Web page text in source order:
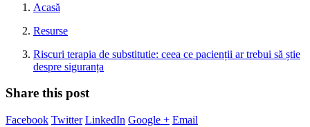
Acasă
Resurse
Riscuri terapia de substitutie: ceea ce pacienții ar trebui să știe
despre siguranța
Share this post
Facebook Twitter LinkedIn Google + Email